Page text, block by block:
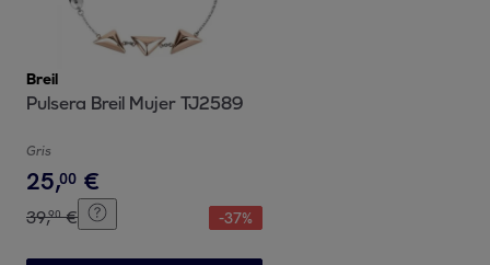
Breil
Pulsera Breil Mujer TJ2589
Gris
25,00 €
39,90 € -37%